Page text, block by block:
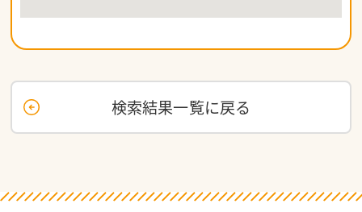
検索結果一覧に戻る